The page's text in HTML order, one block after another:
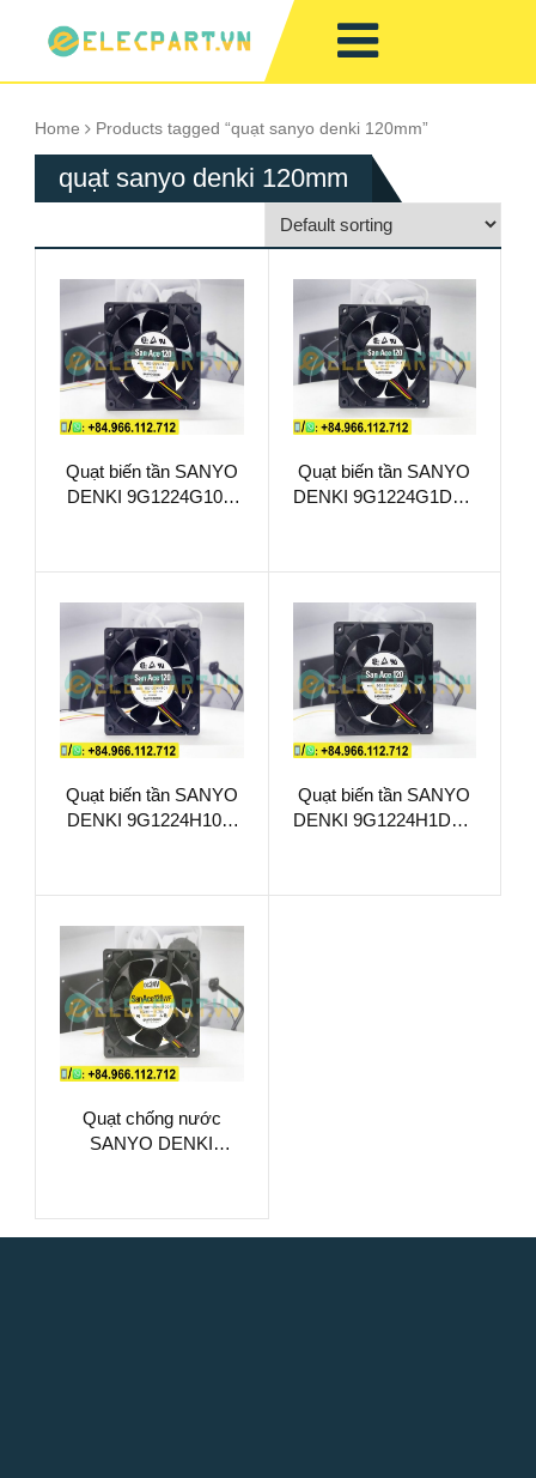
Home Products tagged “quạt sanyo denki 120mm”
quạt sanyo denki 120mm
Quạt biến tần SANYO
DENKI 9G1224G101,
Quạt biến tần SANYO
DENKI 9G1224G1D01,
Quạt biến tần SANYO
DENKI 9G1224H101,
Quạt biến tần SANYO
DENKI 9G1224H1D01,
Quạt chống nước
SANYO DENKI
120x120x38mm